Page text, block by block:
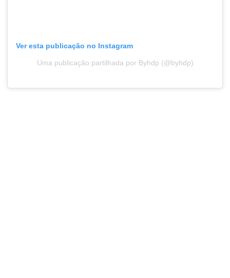
Ver esta publicação no Instagram
Uma publicação partilhada por Byhdp (@byhdp)